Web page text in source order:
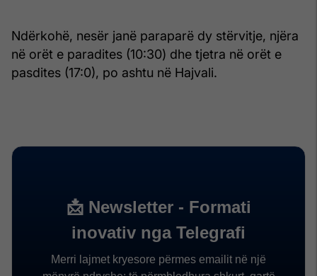
Ndërkohë, nesër janë paraparë dy stërvitje, njëra
në orët e paradites (10:30) dhe tjetra në orët e
pasdites (17:0), po ashtu në Hajvali.